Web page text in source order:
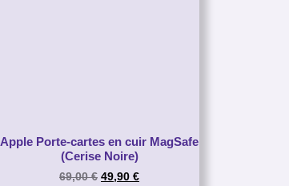
Apple Porte-cartes en cuir MagSafe
(Cerise Noire)
69,00€ 49,90 €